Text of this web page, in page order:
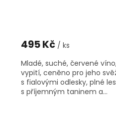
495 Kč / ks
Mladé, suché, červené
vypití, ceněno pro jeho
s fialovými odlesky, plné
s příjemným taninem a...